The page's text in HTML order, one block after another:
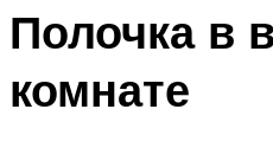
Полочка в
комнате